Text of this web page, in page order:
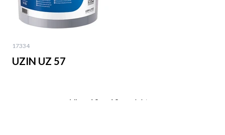
17334
UZIN UZ 57
Visar 19 av 19 produkter